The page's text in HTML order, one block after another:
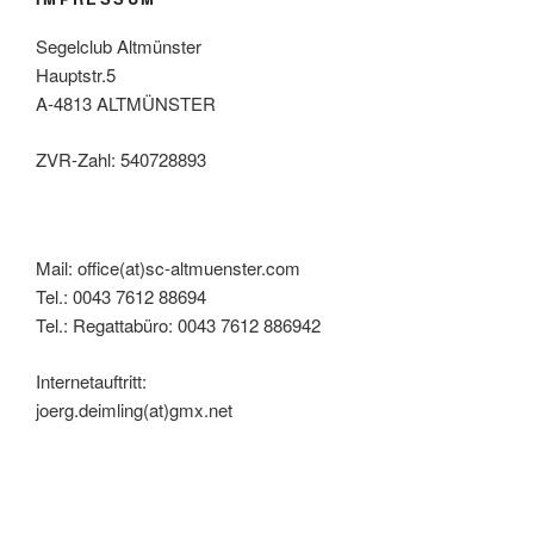
Segelclub Altmünster
Hauptstr.5
A-4813 ALTMÜNSTER
ZVR-Zahl: 540728893
Mail: office(at)sc-altmuenster.com
Tel.: 0043 7612 88694
Tel.: Regattabüro: 0043 7612 886942
Internetauftritt:
joerg.deimling(at)gmx.net